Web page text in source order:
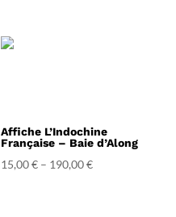
Affiche L’Indochine
Française – Baie d’Along
15,00€ – 190,00€